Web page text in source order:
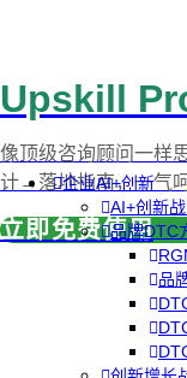
企业AI+创新
AI+创新
品牌DTC
品
Upskill
像顶级咨询顾问一样
计→落地指南，一气呵
立即免费使用